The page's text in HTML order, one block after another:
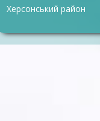
Херсонський район